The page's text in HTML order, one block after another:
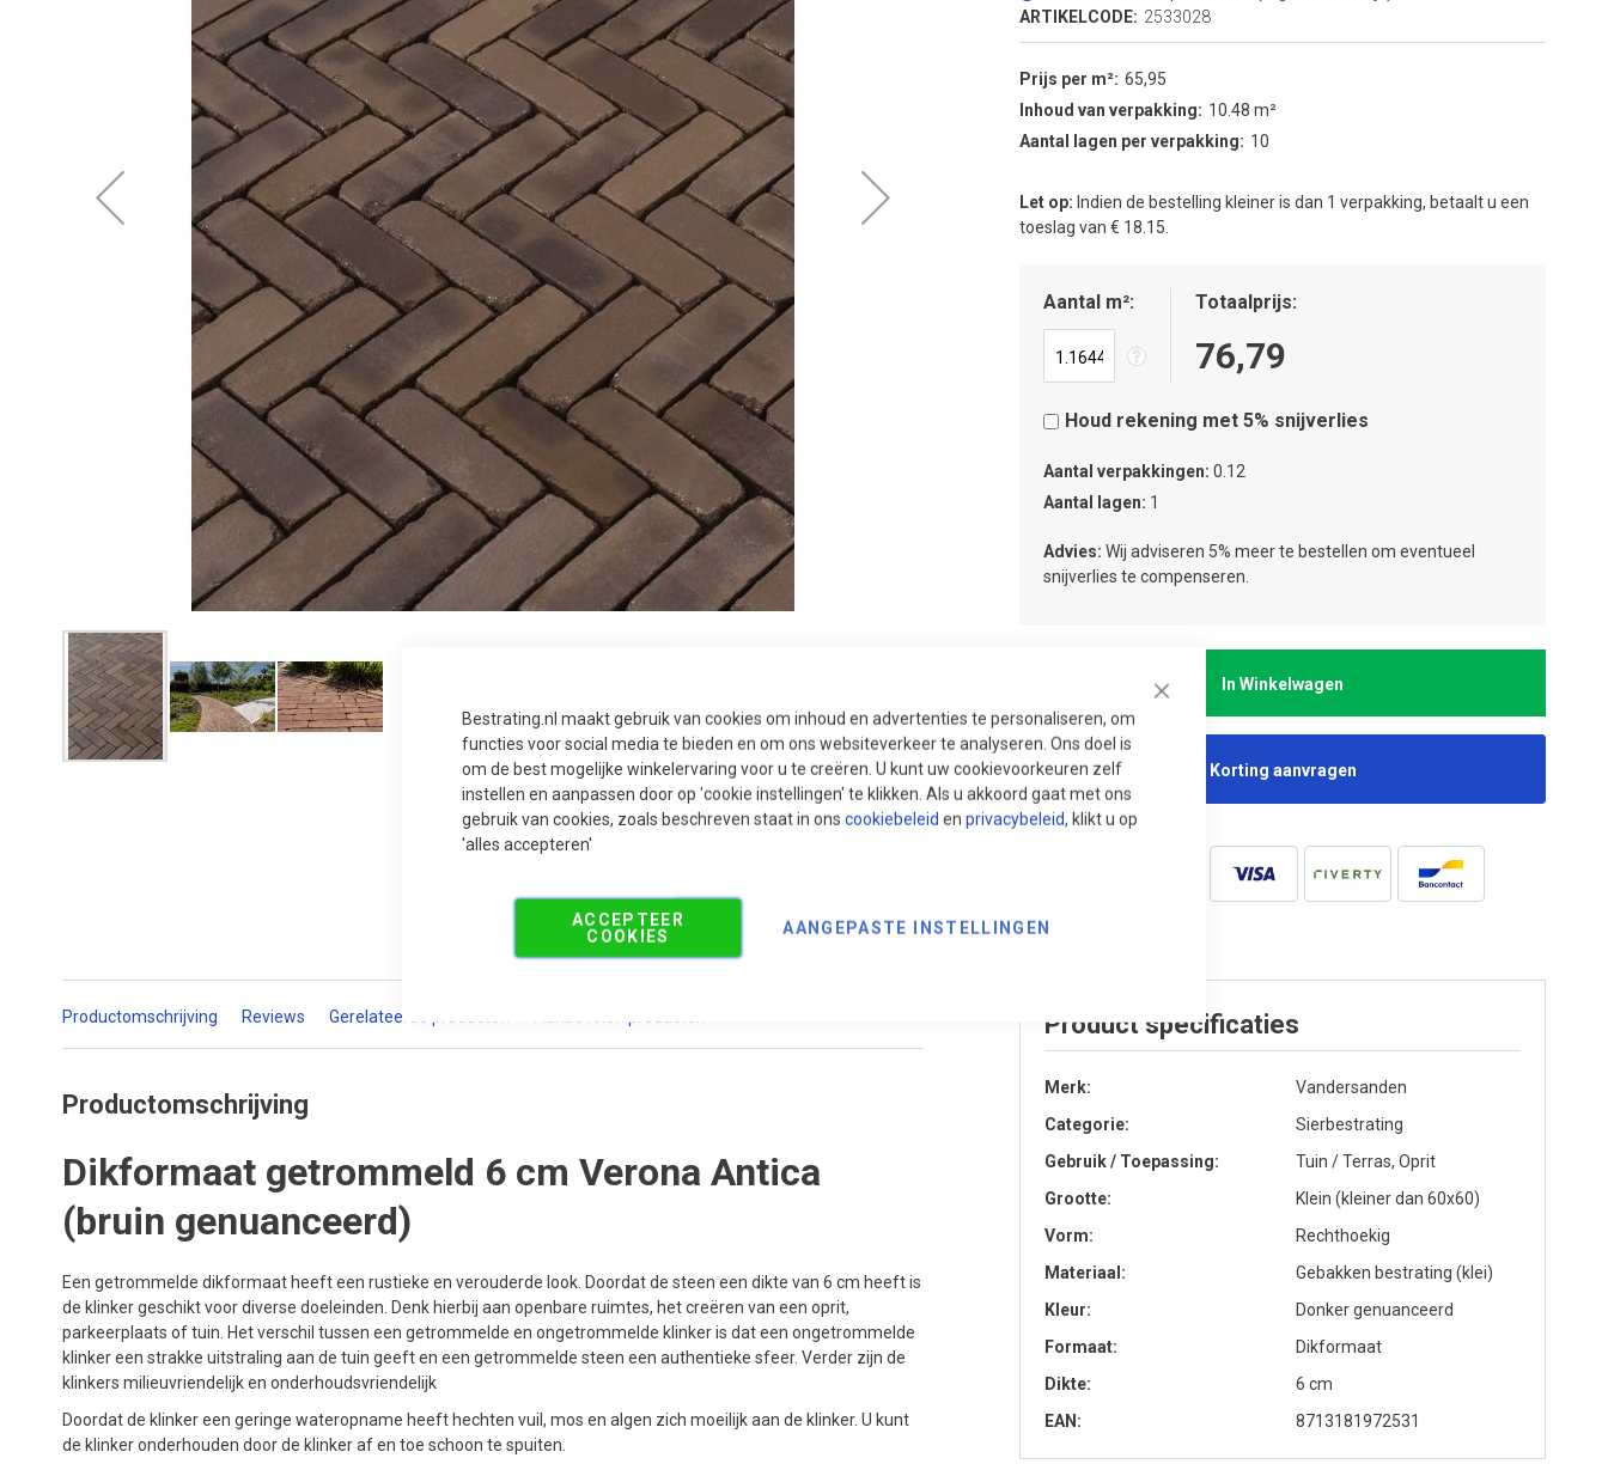
Bestrating.nl maakt gebruik van cookies om inhoud en advertenties te personaliseren, om
functies voor social media te bieden en om ons websiteverkeer te analyseren. Ons doel is
om de best mogelijke winkelervaring voor u te creëren. U kunt uw cookievoorkeuren zelf
instellen en aanpassen door op 'cookie instellingen' te klikken. Als u akkoord gaat met ons
gebruik van cookies, zoals beschreven staat in ons cookiebeleid en privacybeleid, klikt u op
'alles accepteren'
ACCEPTEER
COOKIES
AANGEPASTE INSTELLINGEN
ARTIKELCODE: 2533028
Prijs per m² 65,95
Inhoud van verpakking
10.48 m²
Aantal lagen per verpakking
10
Let op: Indien de bestelling kleiner is dan 1 verpakking, betaalt u een
toeslag van € 18.15.
Aantal m² Totaalprijs
76,79
Houd rekening met 5% snijverlies
Aantal verpakkingen 0.12
Aantal lagen 1
Advies: Wij adviseren 5% meer te bestellen om eventueel
snijverlies te compenseren.
In Winkelwagen
Korting aanvragen
Productomschrijving Reviews Gerelateerde producten
Productomschrijving
Dikformaat getrommeld 6 cm Verona Antica
(bruin genuanceerd)
Een getrommelde dikformaat heeft een rustieke en verouderde look. Doordat de steen een dikte van 6 cm heeft is
de klinker geschikt voor diverse doeleinden. Denk hierbij aan openbare ruimtes, het creëren van een oprit,
parkeerplaats of tuin. Het verschil tussen een getrommelde en ongetrommelde klinker is dat een ongetrommelde
klinker een strakke uitstraling aan de tuin geeft en een getrommelde steen een authentieke sfeer. Verder zijn de
klinkers milieuvriendelijk en onderhoudsvriendelijk
Doordat de klinker een geringe wateropname heeft hechten vuil, mos en algen zich moeilijk aan de klinker. U kunt
de klinker onderhouden door de klinker af en toe schoon te spuiten.
Product specificaties
Merk
Vandersanden
Categorie
Sierbestrating
Gebruik / Toepassing
Tuin / Terras, Oprit
Grootte
Klein (kleiner dan 60x60)
Vorm
Rechthoekig
Materiaal
Gebakken bestrating (klei)
Kleur
Donker genuanceerd
Formaat
Dikformaat
Dikte
6 cm
EAN
8713181972531